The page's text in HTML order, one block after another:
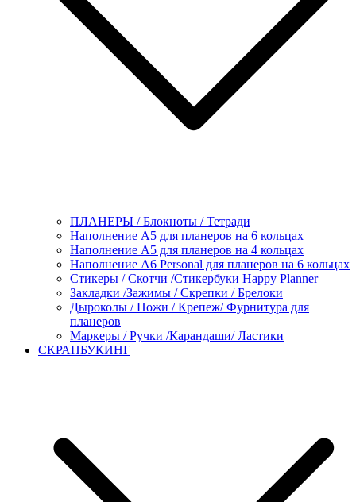
ПЛАНЕРЫ / Блокноты / Тетради
Наполнение А5 для планеров на 6 кольцах
Наполнение А5 для планеров на 4 кольцах
Наполнение А6 Personal для планеров на 6 кольцах
Стикеры / Скотчи /Стикербуки Happy Planner
Закладки /Зажимы / Скрепки / Брелоки
Дыроколы / Ножи / Крепеж/ Фурнитура для
планеров
Маркеры / Ручки /Карандаши/ Ластики
СКРАПБУКИНГ